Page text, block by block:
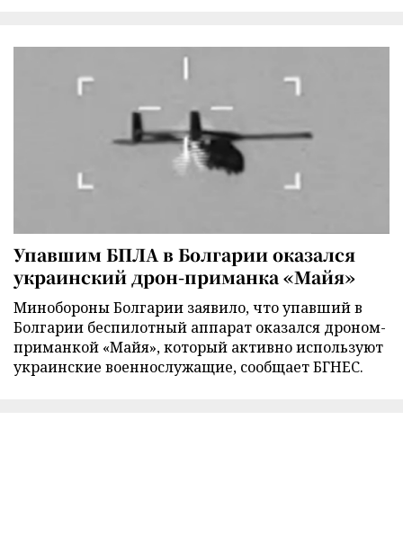
Упавшим БПЛА в Болгарии оказался
украинский дрон-приманка «Майя»
Минобороны Болгарии заявило, что упавший в
Болгарии беспилотный аппарат оказался дроном-
приманкой «Майя», который активно используют
украинские военнослужащие, сообщает БГНЕС.